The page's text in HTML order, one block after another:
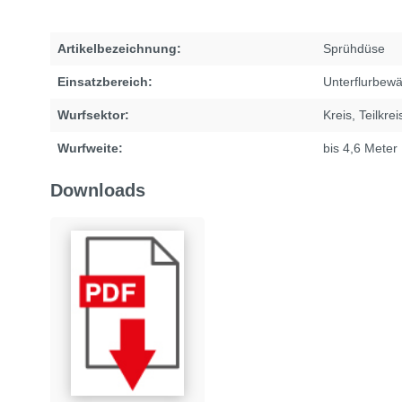
Artikelbezeichnung: Sprühdüse
Einsatzbereich:
Wurfsektor: Kreis ,
Wurfweite: bis 4,6 Meter
Downloads